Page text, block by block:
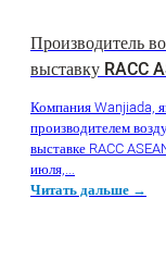
Производитель
выставку RACC
Компания Wanjiada,
производителем
выставке RACC
июля,...
Читать дальше →